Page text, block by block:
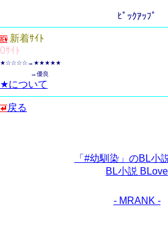
ﾋﾟｯｸｱｯﾌﾟ
新着ｻｲﾄ
0ｻｲﾄ
★☆☆☆☆→★★★★★
→優良
★について
戻る
「#幼馴染」のBL小
BL小説 BLove
- MRANK -